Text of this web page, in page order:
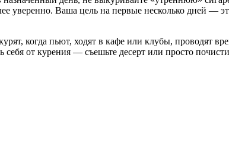
уверенно. Ваша цель на первые несколько дней —
когда пьют, ходят в кафе или клубы, проводят
себя от курения — съешьте десерт или просто